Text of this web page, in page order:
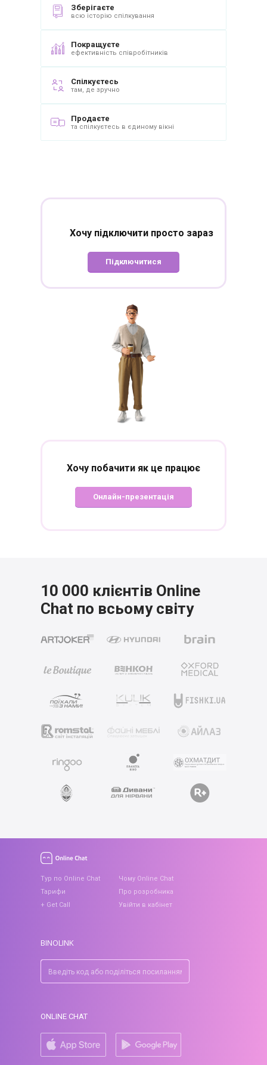
Зберігаєте
всю історію спілкування
Покращуєте
ефективність співробітників
Спілкуєтесь
там, де зручно
Продаєте
та спілкуєтесь в єдиному вікні
Хочу підключити просто зараз
Підключитися
Хочу побачити як це працює
Онлайн-презентація
10 000 клієнтів Online
Chat по всьому світу
Тур по Online Chat
Тарифи
+ Get Call
Чому Online Chat
Про розробника
Увійти в кабінет
BINOLINK
ONLINE CHAT